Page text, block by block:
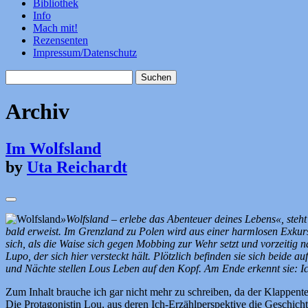
Bibliothek
Info
Mach mit!
Rezensenten
Impressum/Datenschutz
nach:
Archiv
Im Wolfsland
by Uta Reichardt
»Wolfsland – erlebe das Abenteuer deines Lebens«,
bald erweist. Im Grenzland zu Polen wird aus einer harmlosen
sich, als die Waise sich gegen Mobbing zur Wehr setzt und
Lupo, der sich hier versteckt hält. Plötzlich befinden sie sich beide
und Nächte stellen Lous Leben auf den Kopf. Am Ende erkennt sie:
Zum Inhalt brauche ich gar nicht mehr zu schreiben, da der
Die Protagonistin Lou, aus deren Ich-Erzählperspektive die